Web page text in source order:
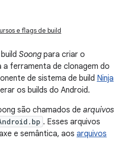
e flags de build
Soong para criar o
a ferramenta de clonagem do
de sistema de build Ninja
os builds do Android.
são chamados de arquivos
. Esses arquivos
e semântica, aos arquivos